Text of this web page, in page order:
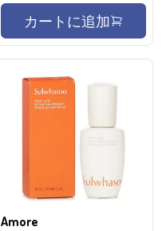
カートに追加
Amore